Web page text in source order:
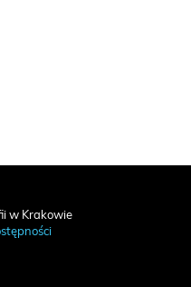
w Krakowie